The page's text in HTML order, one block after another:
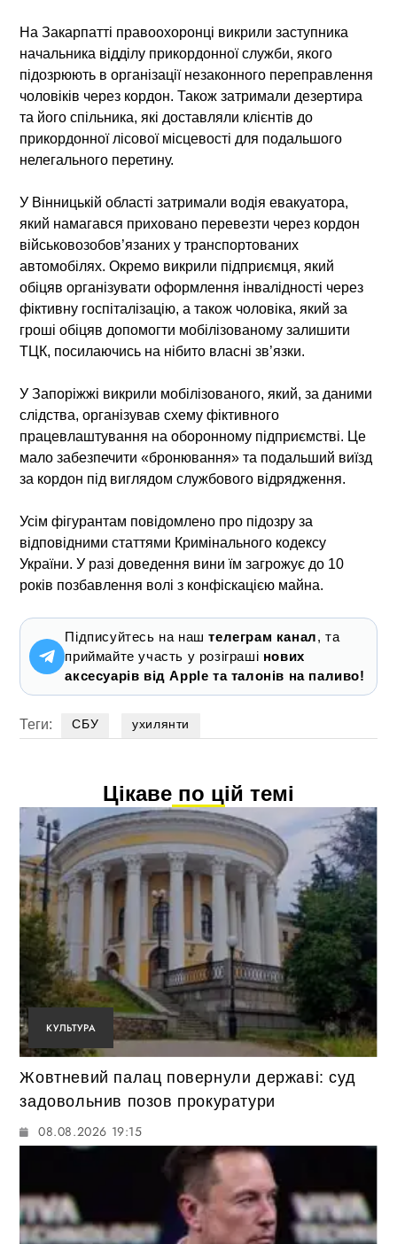
На Закарпатті правоохоронці викрили заступника
начальника відділу прикордонної служби, якого
підозрюють в організації незаконного переправлення
чоловіків через кордон. Також затримали дезертира
та його спільника, які доставляли клієнтів до
прикордонної лісової місцевості для подальшого
нелегального перетину.
У Вінницькій області затримали водія евакуатора,
який намагався приховано перевезти через кордон
військовозобов’язаних у транспортованих
автомобілях. Окремо викрили підприємця, який
обіцяв організувати оформлення інвалідності через
фіктивну госпіталізацію, а також чоловіка, який за
гроші обіцяв допомогти мобілізованому залишити
ТЦК, посилаючись на нібито власні зв’язки.
У Запоріжжі викрили мобілізованого, який, за даними
слідства, організував схему фіктивного
працевлаштування на оборонному підприємстві. Це
мало забезпечити «бронювання» та подальший виїзд
за кордон під виглядом службового відрядження.
Усім фігурантам повідомлено про підозру за
відповідними статтями Кримінального кодексу
України. У разі доведення вини їм загрожує до 10
років позбавлення волі з конфіскацією майна.
Підписуйтесь на наштелеграм канал, та
приймайте участь у розіграші нових
аксесуарів від Apple та талонів на паливо!
Теги: СБУ ухилянти
Цікаве по цій темі
КУЛЬТУРА
Жовтневий палац повернули державі: суд
задовольнив позов прокуратури
08.08.2026 19:15